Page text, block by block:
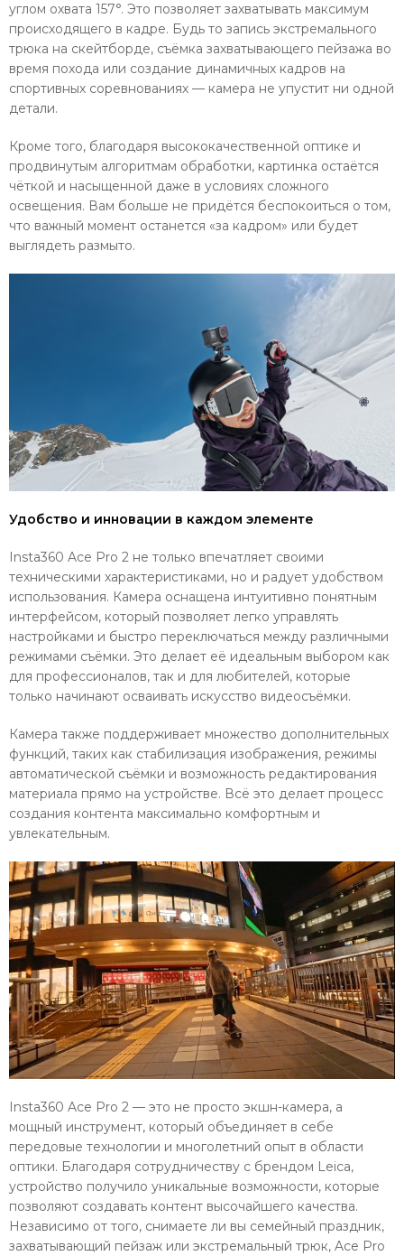
углом охвата 157°. Это позволяет захватывать максимум
происходящего в кадре. Будь то запись экстремального
трюка на скейтборде, съёмка захватывающего пейзажа во
время похода или создание динамичных кадров на
спортивных соревнованиях — камера не упустит ни одной
детали.
Кроме того, благодаря высококачественной оптике и
продвинутым алгоритмам обработки, картинка остаётся
чёткой и насыщенной даже в условиях сложного
освещения. Вам больше не придётся беспокоиться о том,
что важный момент останется «за кадром» или будет
выглядеть размыто.
Удобство и инновации в каждом элементе
Insta360 Ace Pro 2 не только впечатляет своими
техническими характеристиками, но и радует удобством
использования. Камера оснащена интуитивно понятным
интерфейсом, который позволяет легко управлять
настройками и быстро переключаться между различными
режимами съёмки. Это делает её идеальным выбором как
для профессионалов, так и для любителей, которые
только начинают осваивать искусство видеосъёмки.
Камера также поддерживает множество дополнительных
функций, таких как стабилизация изображения, режимы
автоматической съёмки и возможность редактирования
материала прямо на устройстве. Всё это делает процесс
создания контента максимально комфортным и
увлекательным.
Insta360 Ace Pro 2 — это не просто экшн-камера, а
мощный инструмент, который объединяет в себе
передовые технологии и многолетний опыт в области
оптики. Благодаря сотрудничеству с брендом Leica,
устройство получило уникальные возможности, которые
позволяют создавать контент высочайшего качества.
Независимо от того, снимаете ли вы семейный праздник,
захватывающий пейзаж или экстремальный трюк, Ace Pro